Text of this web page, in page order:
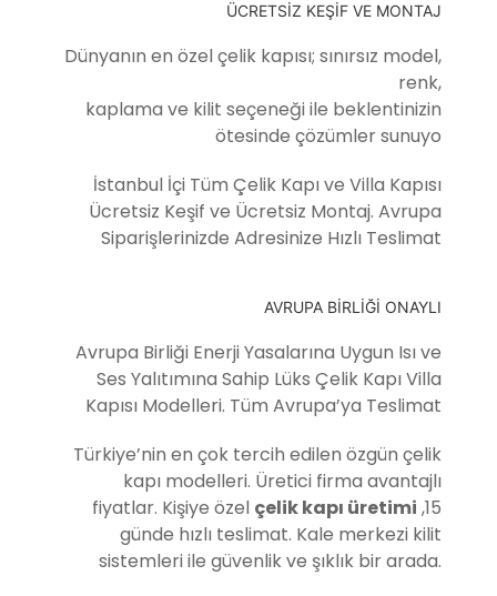
ÜCRETSİZ KEŞİF VE MONTAJ
Dünyanın en özel çelik kapısı; sınırsız model,
renk,
kaplama ve kilit seçeneği ile beklentinizin
ötesinde çözümler sunuyo
İstanbul İçi Tüm Çelik Kapı ve Villa Kapısı
Ücretsiz Keşif ve Ücretsiz Montaj. Avrupa
Siparişlerinizde Adresinize Hızlı Teslimat
AVRUPA BİRLİĞİ ONAYLI
Avrupa Birliği Enerji Yasalarına Uygun Isı ve
Ses Yalıtımına Sahip Lüks Çelik Kapı Villa
Kapısı Modelleri. Tüm Avrupa’ya Teslimat
Türkiye’nin en çok tercih edilen özgün çelik
kapı modelleri. Üretici firma avantajlı
fiyatlar. Kişiye özel çelik kapı üretimi ,15
günde hızlı teslimat. Kale merkezi kilit
sistemleri ile güvenlik ve şıklık bir arada.